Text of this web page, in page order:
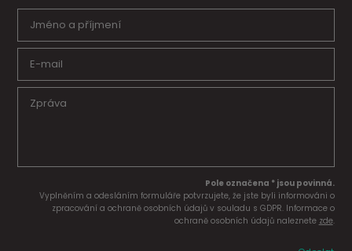
Pole označena * jsou povinná.
Vyplněním a odesláním formuláře potvrzujete, že jste byli informováni o
zpracování a ochraně osobních údajů v souladu s GDPR. Informace o
ochraně osobních údajů naleznete zde.